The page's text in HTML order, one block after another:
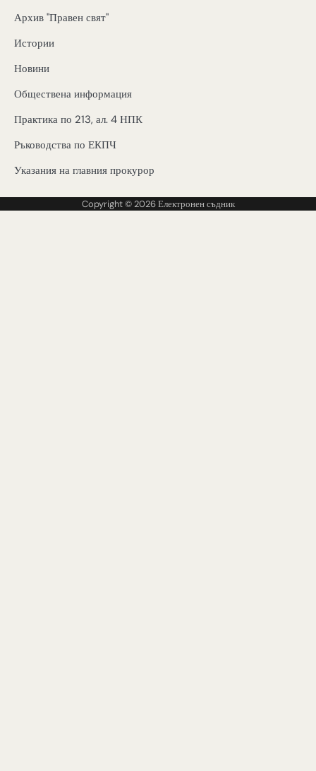
Архив "Правен свят"
Истории
Новини
Обществена информация
Практика по 213, ал. 4 НПК
Ръководства по ЕКПЧ
Указания на главния прокурор
Copyright © 2026Електронен съдник